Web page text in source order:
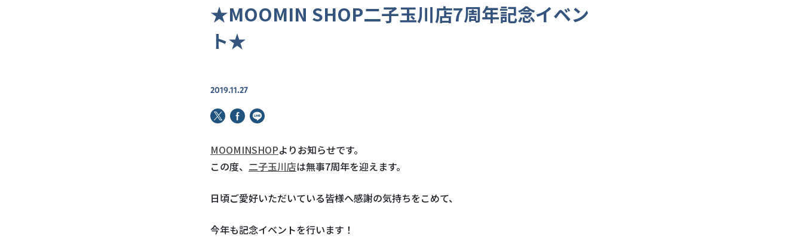
★MOOMIN SHOP二子玉川店7周年記念イベン
ト★
2019.11.27
MOOMINSHOPよりお知らせです。
この度、 二子玉川店は無事7周年を迎えます。
日頃ご愛好いただいている皆様へ感謝の気持ちをこめて、
今年も記念イベントを行います！